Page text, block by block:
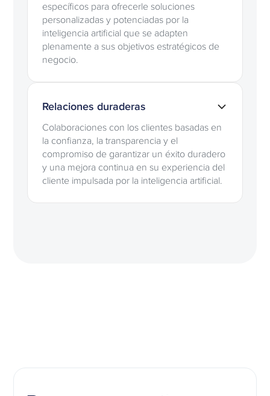
específicos para ofrecerle soluciones
personalizadas y potenciadas por la
inteligencia artificial que se adapten
plenamente a sus objetivos estratégicos de
negocio.
Relaciones duraderas
Colaboraciones con los clientes basadas en
la confianza, la transparencia y el
compromiso de garantizar un éxito duradero
y una mejora continua en su experiencia del
cliente impulsada por la inteligencia artificial.